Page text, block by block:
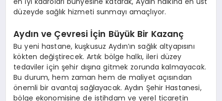
düzeyde sağlık hizmeti sunmayı amaçlıyor.
Aydın ve Çevresi İçin Büyük Bir Kazanç
Bu yeni hastane, kuşkusuz Aydın’ın sağlık altyapısını
kökten değiştirecek. Artık bölge halkı, ileri düzey
tedaviler için şehir dışına gitmek zorunda kalmayacak.
Bu durum, hem zaman hem de maliyet açısından
önemli bir avantaj sağlayacak. Aydın Şehir Hastanesi,
bölge ekonomisine de istihdam ve yerel ticaretin